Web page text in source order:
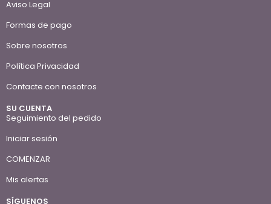
Aviso Legal
Formas de pago
Sobre nosotros
Política Privacidad
Contacte con nosotros
SU CUENTA
Seguimiento del pedido
Iniciar sesión
COMENZAR
Mis alertas
SÍGUENOS